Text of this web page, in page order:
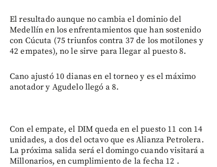
El resultado aunque no cambia el dominio del
Medellín en los enfrentamientos que han sostenido
con Cúcuta (75 triunfos contra 37 de los motilones y
42 empates), no le sirve para llegar al puesto 8.
Cano ajustó 10 dianas en el torneo y es el máximo
anotador y Agudelo llegó a 8.
Con el empate, el DIM queda en el puesto 11 con 14
unidades, a dos del octavo que es Alianza Petrolera.
La próxima salida será el domingo cuando visitará a
Millonarios, en cumplimiento de la fecha 12 .